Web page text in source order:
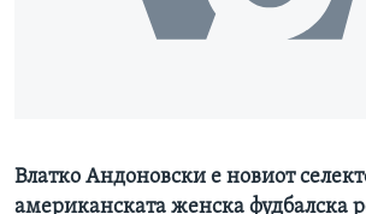
Влатко Андоновски е новиот
американската женска фудбалска